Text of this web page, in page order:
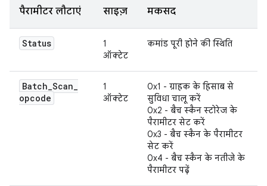
पैरामीटर लौटाएं साइज़ मकसद
Status
1
ऑक्टेट
कमांड पूरी होने की स्थिति
Batch_Scan_
opcode
1
ऑक्टेट
0x1 - ग्राहक के हिसाब से
सुविधा चालू करें
0x2 - बैच स्कैन स्टोरेज के
पैरामीटर सेट करें
0x3 - बैच स्कैन के पैरामीटर
सेट करें
0x4 - बैच स्कैन के नतीजे के
पैरामीटर पढ़ें